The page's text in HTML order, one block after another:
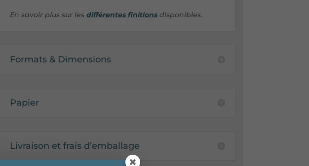
En savoir plus sur les différentes finitionsdisponibles.
Formats & Dimensions
Papier
Livraison et frais d’emballage